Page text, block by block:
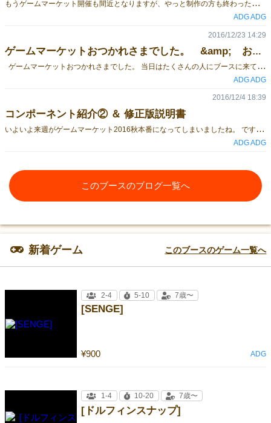
も
うゲームマーケット開催も間近となりますが、やっと制作の方も終わったので、ようやく作品の紹介の記事を書いていきたいと思います。 このゲームは、サイコロを振ってランダムに現れるイルカを、カメラに見立てたフレームと背景の紙で挟んでアナログに疑似的に写真を撮って楽しむゲームです。 説明書↓ イルカはサイコロを振ると、サイコロが落ちた場所に現れます。 ならばゲームが進みたくさんサイコロが振られてたくさんイルカが出た後で写真を撮った方が良いと思われるかもしれませんが、そうとも限りません。 イルカはサイコロの目に対応して出現しますが、その目の数を超えると居なくなってしまいます。 例：2の目のシャチは場に2の目が2つまで。 また、先に写真と撮った人と全く同じ位置から写真を撮ることは禁止されているため、後に撮る人の方がどんどん写真を撮る場所が限られて行ってしまいます。 しかも1種類に絞って狙うことでボーナス得点をもらえることもあるので、自分なりの目標を決めて写真を撮ることが大切です。 そして、写真を撮る！と決めた後にも一度サイコロが振られるので、 写真を撮ろうとカメラを構えた後に、すっと相手に逃げられてしまうという、動物を写真に撮るときによくある場面も疑似体験することができます。
ADG ADG
ゲームマーケットおつかれさまでした。 &amp; おまけ
ゲームマーケットおつかれさまでした。 当日はたくさんの人にブースに来ていただき、作品を見ていただき、 楽しんで、驚いていただき、たいへん嬉しく、そして楽しかったです。 ありがとうございました。 ここで、蛇足だとは思いますが、 作品に隠しておいたちょっとした秘密を公開したいと思います。 １．説明書の表紙（？）にホタルライトを当てるとキャッチコピー（夜）が現れます。 ２．詳細説明書の裏側にはあとがきが書いてあります。 特に隠してもいませんが、もしかしたら気づかない人もいるかなと思い、一応紹介。 ３．花紹介カードの裏側には各花のホタルの位置が書いてあります。 会場では紹介しましたが、説明書等には特に書いていないので。 ４．花かごの裏のロゴにホタルライトを当てると… お持ちの方は実際試してみてください。 さて、次回以降の出展は今のところ未定ですが、 作ってみたいゲームのアイデアはいくつかあるので もしも、うまいこと形になった時は、 また皆様に紹介していたいと思います。 その時はどうぞよろしくお願いいたします。
2016/12/23 14:29
ADG ADG
コンポーネント紹介② ＆ 修正版説明書
い
よいよ来週がゲームマーケット2016秋本番になってしまいましたね。 ですがマイペースにコンポーネント紹介の続きをしていきたいと思います。 パッケージ 開くとこんな感じ ワイヤーとマットはゲームでそのまま使います。 説明書 。 前に公開したものから少し修正してあります。 ホタルライト ボタンを押して、光らせると… 今まで見えなかったホタルが現れます！ なかなか写真の紹介だけでは分かりづらいかと思いますので、 少しでも興味を持たれた方はブース（J14）に足を運び、体験していただけると嬉しいです。
2016/12/4 18:39
ADG ADG
このブースのブログ一覧へ
新着ゲーム このブースのゲーム一覧へ
[SENGE]
¥900
2-4 5-10 7歳〜
ADG
[ドルフィンスナップ]
1-4 10-20 7歳〜